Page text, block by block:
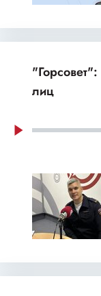
лиц